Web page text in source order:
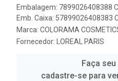
Embalagem: 7899026408388
Emb. Caixa: 57899026408383
Marca: COLORAMA
Fornecedor:
LOREAL PARIS
Faça
cadastre-se para